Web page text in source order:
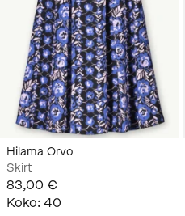
Hilama Orvo
Skirt
83,00 €
Koko: 40